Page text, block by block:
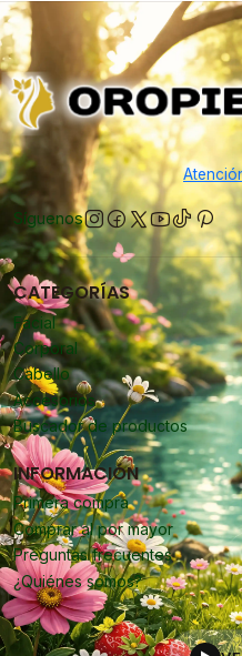
Síguenos
CATEGORÍAS
Facial
Corporal
Cabello
Accesorios
Buscador de productos
INFORMACIÓN
Primera compra
Comprar al por mayor
Preguntas frecuentes
¿Quiénes somos?